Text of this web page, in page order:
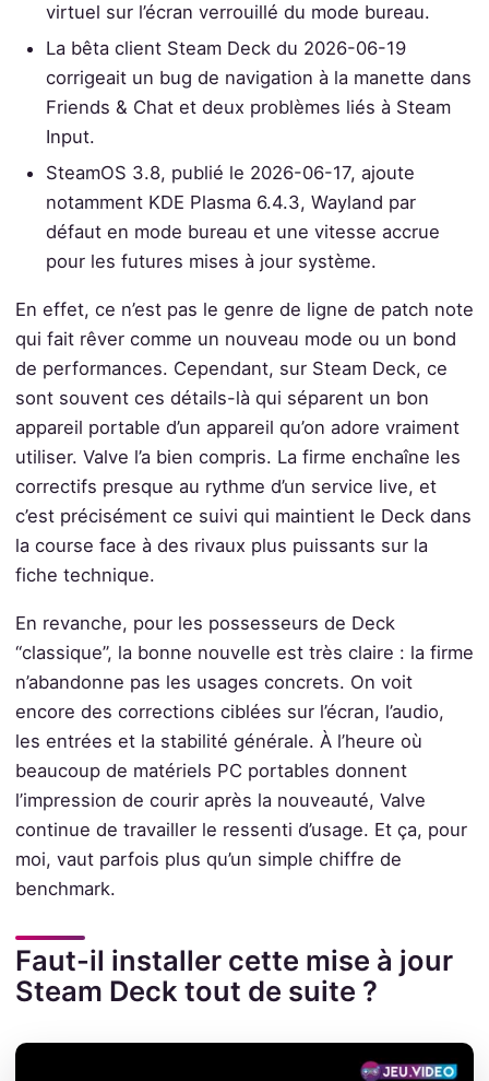
virtuel sur l’écran verrouillé du mode bureau.
La bêta client Steam Deck du 2026-06-19
corrigeait un bug de navigation à la manette dans
Friends & Chat et deux problèmes liés à Steam
Input.
SteamOS 3.8, publié le 2026-06-17, ajoute
notamment KDE Plasma 6.4.3, Wayland par
défaut en mode bureau et une vitesse accrue
pour les futures mises à jour système.
En effet, ce n’est pas le genre de ligne de patch note
qui fait rêver comme un nouveau mode ou un bond
de performances. Cependant, sur Steam Deck, ce
sont souvent ces détails-là qui séparent un bon
appareil portable d’un appareil qu’on adore vraiment
utiliser. Valve l’a bien compris. La firme enchaîne les
correctifs presque au rythme d’un service live, et
c’est précisément ce suivi qui maintient le Deck dans
la course face à des rivaux plus puissants sur la
fiche technique.
En revanche, pour les possesseurs de Deck
“classique”, la bonne nouvelle est très claire : la firme
n’abandonne pas les usages concrets. On voit
encore des corrections ciblées sur l’écran, l’audio,
les entrées et la stabilité générale. À l’heure où
beaucoup de matériels PC portables donnent
l’impression de courir après la nouveauté, Valve
continue de travailler le ressenti d’usage. Et ça, pour
moi, vaut parfois plus qu’un simple chiffre de
benchmark.
Faut-il installer cette mise à jour
Steam Deck tout de suite ?